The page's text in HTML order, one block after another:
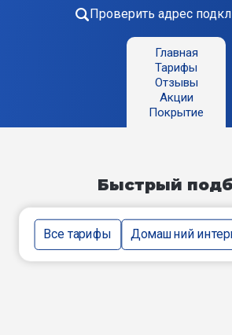
Проверить адрес
Главная
Тарифы
Отзывы
Акции
Покрытие
Быстрый
Все тарифы Домашний